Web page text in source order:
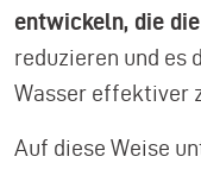
entwickeln, die
reduzieren und es
Wasser effektiver
Auf diese Weise